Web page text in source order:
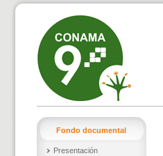
Fondo documental
Presentación